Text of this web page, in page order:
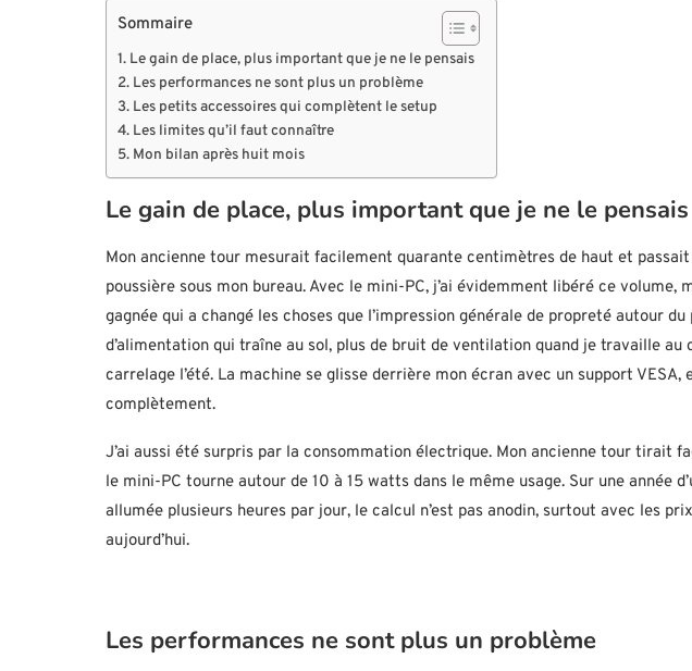
Sommaire
Le gain de place, plus important que je ne le pensais
Les performances ne sont plus un problème
Les petits accessoires qui complètent le setup
Les limites qu’il faut connaître
Mon bilan après huit mois
Le gain de place, plus important que je ne le pensais
Mon ancienne tour mesurait facilement quarante centimètres de haut et
poussière sous mon bureau. Avec le mini-PC, j’ai évidemment libéré ce volume,
gagnée qui a changé les choses que l’impression générale de propreté autour
d’alimentation qui traîne au sol, plus de bruit de ventilation quand je travaille au
carrelage l’été. La machine se glisse derrière mon écran avec un support VESA,
complètement.
J’ai aussi été surpris par la consommation électrique. Mon ancienne tour tirait
le mini-PC tourne autour de 10 à 15 watts dans le même usage. Sur une année
allumée plusieurs heures par jour, le calcul n’est pas anodin, surtout avec les
aujourd’hui.
Les performances ne sont plus un problème